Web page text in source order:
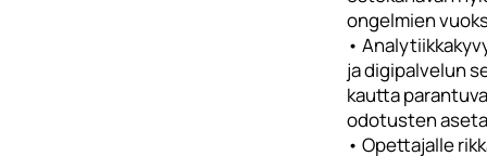
ongelmien
•
ja digipalvelun
kautta parantuva
odotusten
• Opettajalle